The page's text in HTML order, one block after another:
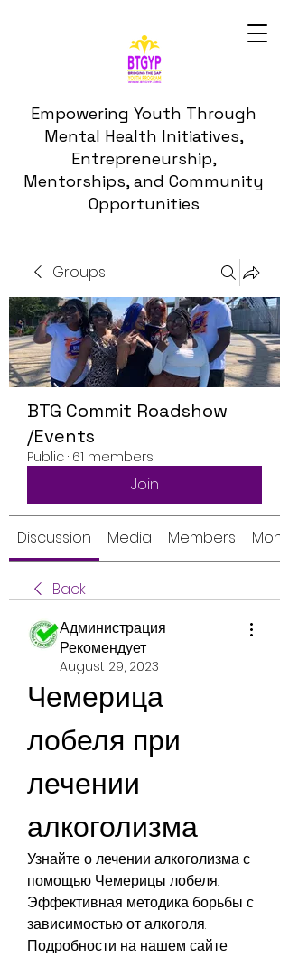
Empowering Youth Through
Mental Health Initiatives,
Entrepreneurship,
Mentorships, and Community
Opportunities
Groups
BTG Commit Roadshow
/Events
Public · 61 members
Join
Discussion Media Members
Back
Администрация
Рекомендует
August 29, 2023
Чемерица
лобеля при
лечении
алкоголизма
Узнайте о лечении алкоголизма с
помощью Чемерицы лобеля.
Эффективная методика борьбы с
зависимостью от алкоголя.
Подробности на нашем сайте.